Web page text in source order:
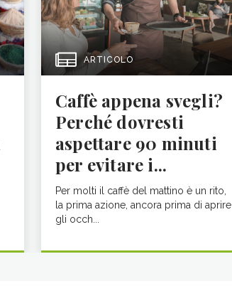
ARTICOLO
Caffè appena svegli?
Perché dovresti
aspettare 90 minuti
per evitare i...
Per molti il caffè del mattino è un rito,
la prima azione, ancora prima di aprire
gli occh...